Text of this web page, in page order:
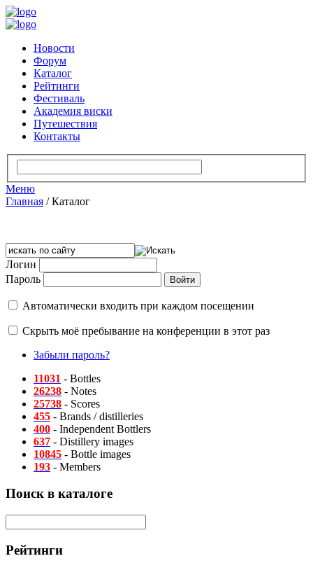
Новости
Форум
Каталог
Рейтинги
Фестиваль
Академия виски
Путешествия
Контакты
Меню
Главная /Каталог
Логин
Пароль
Автоматически входить при каждом посещении
Скрыть моё пребывание на конференции в этот раз
Забыли пароль?
11031 - Bottles
26238 - Notes
25738 - Scores
455 - Brands / distilleries
400 - Independent Bottlers
637 - Distillery images
10845 - Bottle images
193 - Members
Поиск в каталоге
Рейтинги